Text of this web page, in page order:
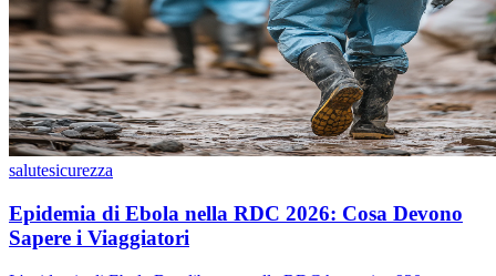
salutesicurezza
Epidemia di Ebola nella RDC 2026: Cosa Devono
Sapere i Viaggiatori